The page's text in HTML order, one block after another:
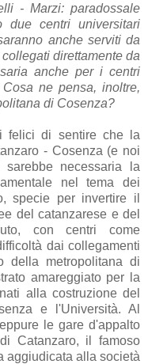
- Marzi: paradossale
due centri universitari
anche serviti da
direttamente da
anche per i centri
ne pensa, inoltre,
di Cosenza?
felici di sentire che la
- Cosenza (e noi
necessaria la
nel tema dei
specie per invertire il
del catanzarese e del
con centri come
dai collegamenti
della metropolitana di
amareggiato per la
alla costruzione del
e l'Università. Al
le gare d'appalto
Catanzaro, il famoso
aggiudicata alla società